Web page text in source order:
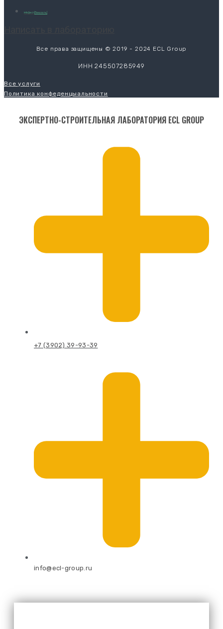
info@ecl- [Показать]
Все права защищены © 2019 - 2024 ECL Group
ИНН 245507285949
Все услуги
Политика конфеденцыальности
ЭКСПЕРТНО-СТРОИТЕЛЬНАЯ ЛАБОРАТОРИЯ ECL GROUP
+7 (3902) 39-93-39
info@ecl-group.ru